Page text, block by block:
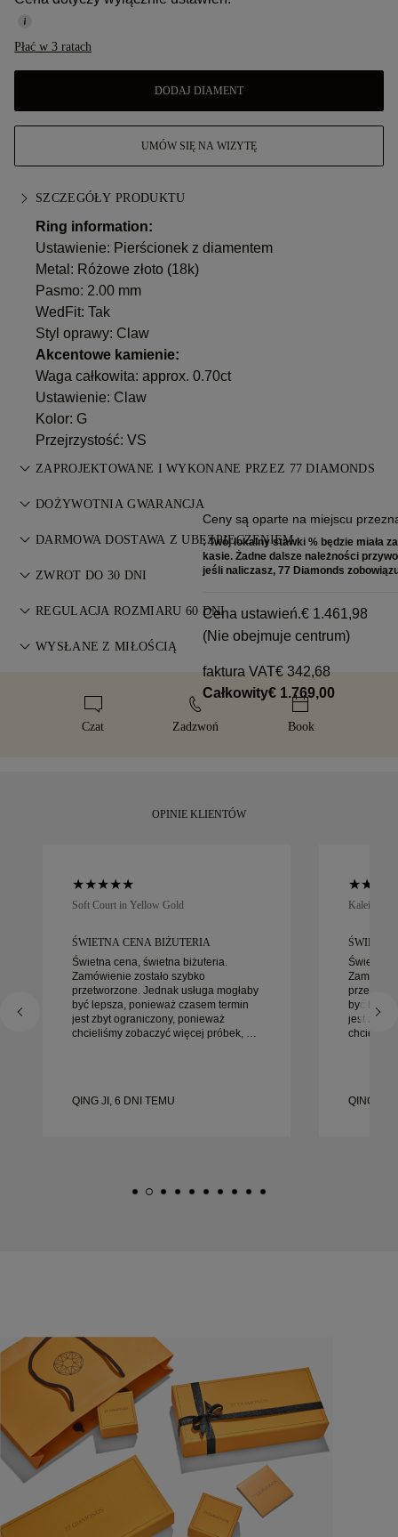
Ceny są oparte na miejscu
: Twój lokalny stawki % będzie miała
kasie. Żadne dalsze należności
jeśli naliczasz, 77 Diamonds
Cena ustawień.€ 1.461,98
(Nie obejmuje centrum)
faktura VAT€ 342,68
Całkowity€ 1.769,00
Płać w 3 ratach
DODAJ DIAMENT
UMÓW SIĘ NA WIZYTĘ
SZCZEGÓŁY PRODUKTU
Ring information:
Ustawienie: Pierścionek z diamentem
Metal: Różowe złoto (18k)
Pasmo: 2.00 mm
WedFit: Tak
Styl oprawy: Claw
Akcentowe kamienie:
Waga całkowita: approx. 0.70ct
Ustawienie: Claw
Kolor: G
Przejrzystość: VS
ZAPROJEKTOWANE I WYKONANE PRZEZ 77 DIAMONDS
Sztuka jubilerska dopracowana do perfekcji przez mistrzów
77 Diamonds — krok po kroku.
DOŻYWOTNIA GWARANCJA
Każdy zakup w 77 Diamonds objęty jest dożywotnią
gwarancją na wady produkcyjne. Wszelkie niezbędne
naprawy są bezpłatne. Szczegóły wWarunkach.
DARMOWA DOSTAWA Z UBEZPIECZENIEM
Wszystkie opłaty pocztowe są bezpłatne, bez względu na to,
ryzyka i w pełni ubezpieczony za pośrednictwem specjalnej
usługi dostawy FedEx lub DHL, prosto do Państwa drzwi.
Ubezpieczamy wszystkie nasze zamówienia, aby uniknąć
jakichkolwiek problemów z dostawą. W przypadku niektórych
przedmiotów o wysokiej wartości korzystamy ze
ZWROT DO 30 DNI
Jeśli nie jesteś w pełni zadowolony, możesz zwrócić lub
REGULACJA ROZMIARU 60 DNI
Aby zapewnić idealne dopasowanie, 77 Diamonds oferuje
WYSŁANE Z MIŁOŚCIĄ
Dokładamy wszelkich starań, aby Twoja biżuteria była
idealna. Otrzymasz ją w naszej charakterystycznej żółtej
Czat Zadzwoń Book
OPINIE KLIENTÓW
Soft Court in Yellow Gold
ŚWIETNA CENA BIŻUTERIA
Świetna cena, świetna biżuteria.
Zamówienie zostało szybko
przetworzone. Jednak usługa mogłaby
być lepsza, ponieważ czasem termin
jest zbyt ograniczony, ponieważ
chcieliśmy zobaczyć więcej próbek, ale
QING JI, 6 DNI TEMU
Kaleida
Świetna
być
jest zbyt
QING JI,